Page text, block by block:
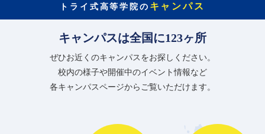
トライ式高等学院の キャンパス
キャンパスは全国に123ヶ所
ぜひお近くのキャンパスをお探しください。
校内の様子や開催中のイベント情報など
各キャンパスページからご覧いただけます。